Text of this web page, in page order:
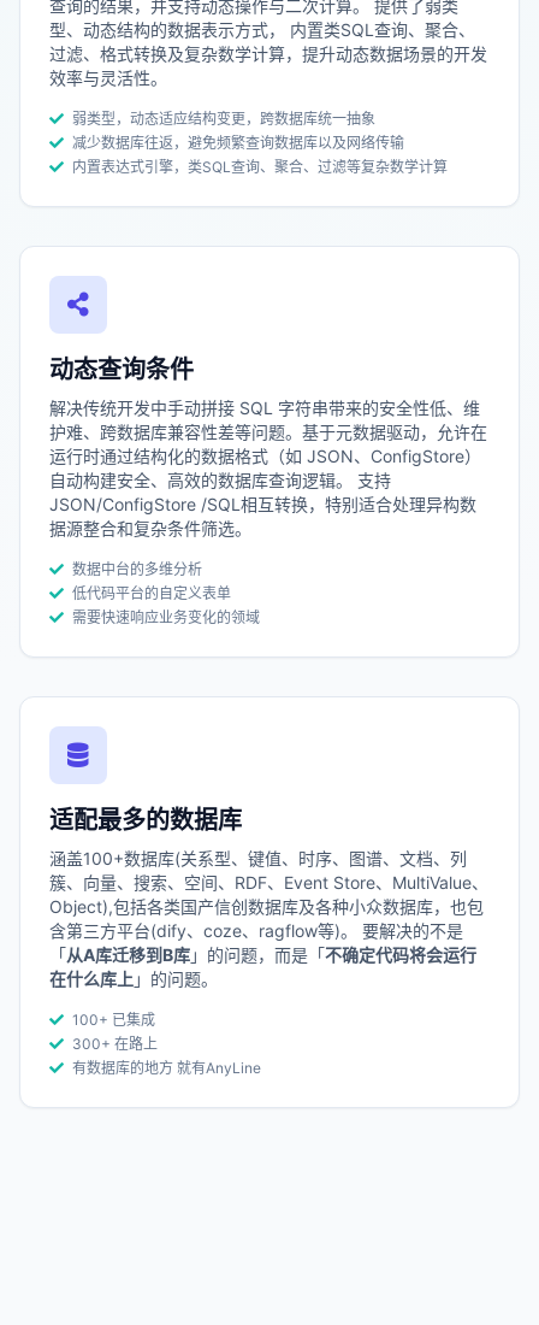
查询的结果，并支持动态操作与二次计算。 提供了‌弱类
型、动态结构的数据表示方式‌， 内置类SQL查询、聚合、
过滤、格式转换及复杂数学计算，提升动态数据场景的开发
效率与灵活性。
弱类型，动态适应结构变更，跨数据库统一抽象
减少数据库往返，避免频繁查询数据库以及网络传输
内置表达式引擎，类SQL查询、聚合、过滤等复杂数学计算
动态查询条件
解决传统开发中手动拼接 SQL 字符串带来的安全性低、维
护难、跨数据库兼容性差等问题。基于元数据驱动，允许在
运行时通过结构化的数据格式（如 JSON、ConfigStore）
自动构建安全、高效的数据库查询逻辑。 支持
JSON/ConfigStore /SQL相互转换，特别适合处理异构数
据源整合和复杂条件筛选。
数据中台的多维分析
低代码平台的自定义表单
需要快速响应业务变化的领域
适配最多的数据库
涵盖100+数据库(关系型、键值、时序、图谱、文档、列
簇、向量、搜索、空间、RDF、Event Store、MultiValue、
Object),包括各类国产信创数据库及各种小众数据库，也包
含第三方平台(dify、coze、ragflow等)。 要解决的不是
「从A库迁移到B库」的问题，而是「不确定代码将会运行
在什么库上 」的问题。
100+ 已集成
300+ 在路上
有数据库的地方 就有AnyLine